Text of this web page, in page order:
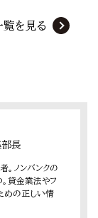
覧を見る
長
ノンバンクの
貸金業法やフ
めの正しい情